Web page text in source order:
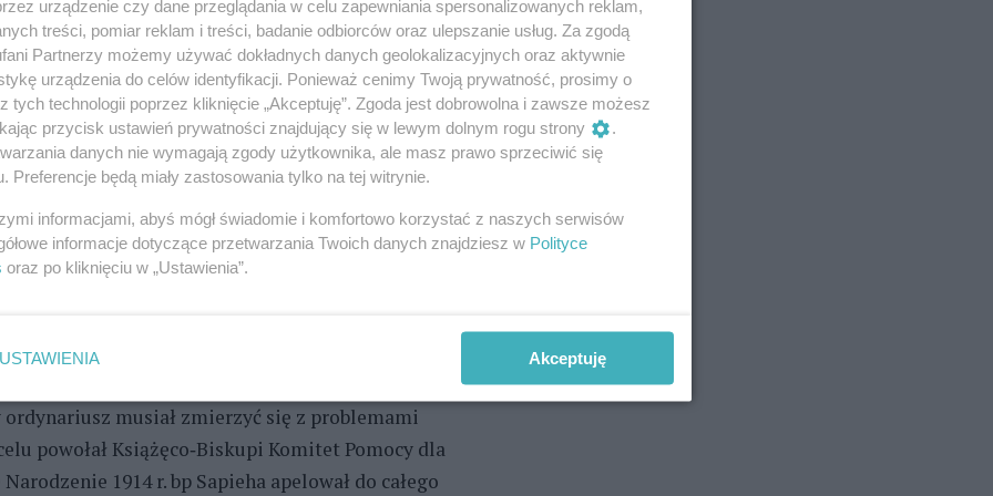
m.in.: towarzyszenie papieżowi przy jego
że z racji wykonywanych obowiązków
się również orędownikiem spraw polskich
przedstawiania papieżowi polskich problemów
bowiem docierały do Watykanu błędne
Swoje wpływy w Stolicy Apostolskiej
zabiegały o przychylność papieża dla swojej
nominacją na urząd biskupa diecezji
17 grudnia 1911 r. w kaplicy sykstyńskiej.
3 marca 1912 r. W swoim orędziu nowy biskup
stolicy chrześcijaństwa do Krakowa – z Watykanu
musiał zmierzyć się z problemami
powołał Książęco‑Biskupi Komitet Pomocy dla
1914 r. bp Sapieha apelował do całego
urządzenie czy dane przeglądania w celu zapewniania spersonalizowanych reklam,
treści, pomiar reklam i treści, badanie odbiorców oraz ulepszanie usług. Za zgodą
Partnerzy możemy używać dokładnych danych geolokalizacyjnych oraz aktywnie
urządzenia do celów identyfikacji. Ponieważ cenimy Twoją prywatność, prosimy o
tych technologii poprzez kliknięcie „Akceptuję”. Zgoda jest dobrowolna i zawsze możesz
przycisk ustawień prywatności znajdujący się w lewym dolnym rogu strony
.
danych nie wymagają zgody użytkownika, ale masz prawo sprzeciwić się
Preferencje będą miały zastosowania tylko na tej witrynie.
informacjami, abyś mógł świadomie i komfortowo korzystać z naszych serwisów
informacje dotyczące przetwarzania Twoich danych znajdziesz w Polityce
oraz po kliknięciu w „Ustawienia”.
USTAWIENIA Akceptuję